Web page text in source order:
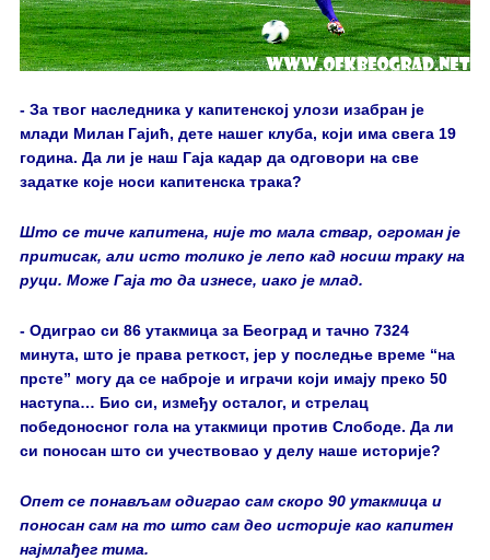
- За твог наследника у капитенској улози изабран је
млади Милан Гајић, дете нашег клуба, који има свега 19
година. Да ли је наш Гаја кадар да одговори на све
задатке које носи капитенска трака?
Што се тиче капитена, није то мала ствар, огроман је
притисак, али исто толико је лепо кад носиш траку на
руци. Може Гаја то да изнесе, иако је млад.
- Одиграо си 86 утакмица за Београд и тачно 7324
минута, што је права реткост, јер у последње време “на
прсте” могу да се наброје и играчи који имају преко 50
наступа… Био си, између осталог, и стрелац
победоносног гола на утакмици против Слободе. Да ли
си поносан што си учествовао у делу наше историје?
Опет се понављам одиграо сам скоро 90 утакмица и
поносан сам на то што сам део историје као капитен
најмлађег тима.